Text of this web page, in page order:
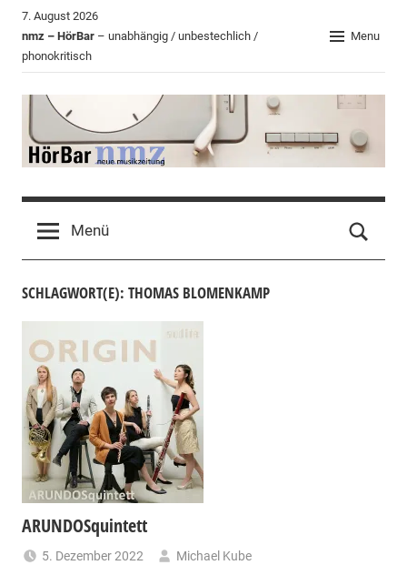
Zum
Inhalt
springen
7. August 2026
nmz – HörBar – unabhängig / unbestechlich /
phonokritisch
Menu
HörBar
der
nmz
Menü
SCHLAGWORT(E): THOMAS BLOMENKAMP
ARUNDOSquintett
5. Dezember 2022
Michael Kube